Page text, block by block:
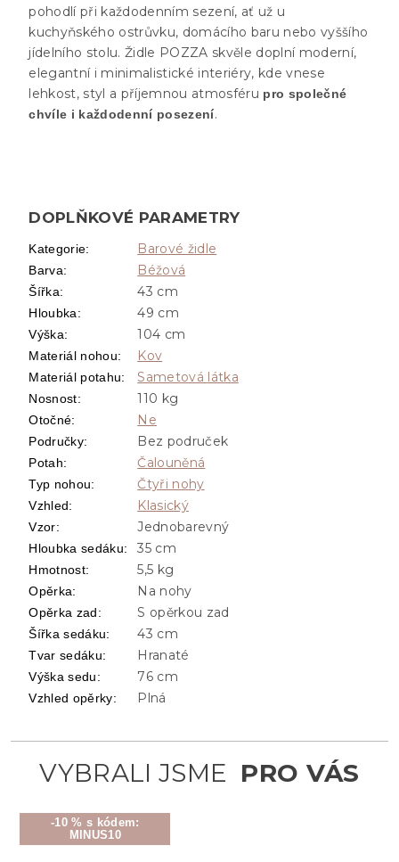
-10 % s kódem:
MINUS10
pohodlí při každodenním sezení, ať už u
kuchyňského ostrůvku, domácího baru nebo vyššího
jídelního stolu. Židle POZZA skvěle doplní moderní,
elegantní i minimalistické interiéry, kde vnese
lehkost, styl a příjemnou atmosféru pro společné
chvíle i každodenní posezení.
DOPLŇKOVÉ PARAMETRY
Kategorie: Barové židle
Barva: Béžová
Šířka: 43 cm
Hloubka: 49 cm
Výška: 104 cm
Materiál nohou: Kov
Materiál potahu: Sametová látka
Nosnost: 110 kg
Otočné: Ne
Područky: Bez područek
Potah: Čalouněná
Typ nohou: Čtyři nohy
Vzhled: Klasický
Vzor: Jednobarevný
Hloubka sedáku: 35 cm
Hmotnost: 5,5 kg
Opěrka: Na nohy
Opěrka zad: S opěrkou zad
Šířka sedáku: 43 cm
Tvar sedáku: Hranaté
Výška sedu: 76 cm
Vzhled opěrky: Plná